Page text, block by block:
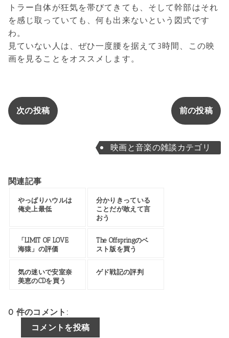
トラー自体が狂気を帯びてきても、そして幹部はそれ
を感じ取っていても、何も出来ないという図式です
わ。
見ていない人は、ぜひ一度腰を据えて3時間、この映
画を見ることをオススメします。
次の投稿 前の投稿
映画と音楽の雑談カテゴリ
関連記事
やっぱりハウルは
俺史上最低
分かりきっている
ことだが敢えて言
おう
「LIMIT OF LOVE
海猿」の評価
The Offspringのベ
スト版を買う
気の迷いで安室奈
美恵のCDを買う
ゲド戦記の評判
0 件のコメント:
コメントを投稿